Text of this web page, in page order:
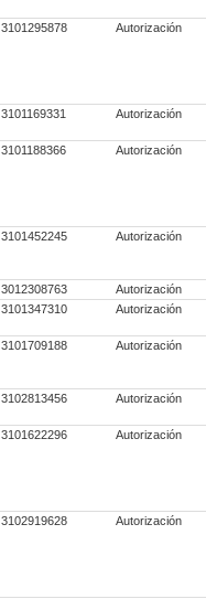
3101295878 Autorización
3101169331 Autorización
3101188366 Autorización
3101452245 Autorización
3012308763 Autorización
3101347310 Autorización
3101709188 Autorización
3102813456 Autorización
3101622296 Autorización
3102919628 Autorización